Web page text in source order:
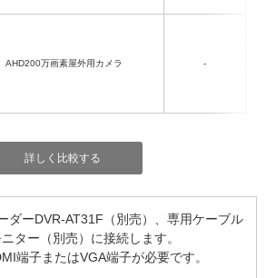
AHD200万画素屋外用カメラ -
詳しく比較する
ダーDVR-AT31F（別売）、専用ケーブル
ター（別売）に接続します。
端子またはVGA端子が必要です。